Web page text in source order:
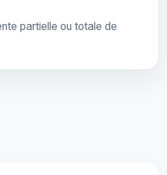
partielle ou totale de